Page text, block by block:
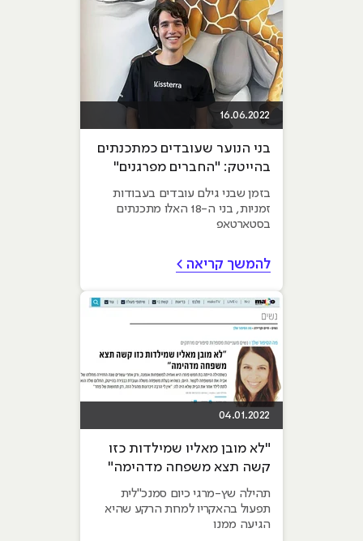
16.06.2022
בני הנוער שעובדים כמתכנתים
בהייטק: "החברים מפרגנים"
בזמן שבני גילם עובדים בעבודות
זמניות, בני ה-18 האלו מתכנתים
בסטארטאפ
להמשך קריאה >
04.01.2022
"לא מובן מאליו שמילדות כזו
קשה תצא משפחה מדהימה"
תהילה שץ-מרגי כיום סמנכ"לית
תפעול בהאקריו למרות הרקע שהיא
הגיעה ממנו